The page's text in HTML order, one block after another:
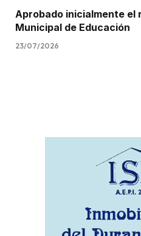
Aprobado inicialmente el
Municipal de Educación
23/07/2026